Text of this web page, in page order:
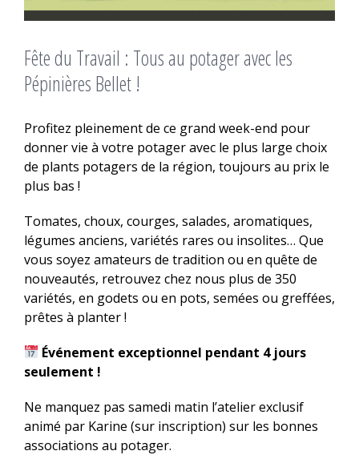
Fête du Travail : Tous au potager avec les
Pépinières Bellet !
Profitez pleinement de ce grand week-end pour
donner vie à votre potager avec le plus large choix
de plants potagers de la région, toujours au prix le
plus bas !
Tomates, choux, courges, salades, aromatiques,
légumes anciens, variétés rares ou insolites… Que
vous soyez amateurs de tradition ou en quête de
nouveautés, retrouvez chez nous plus de 350
variétés, en godets ou en pots, semées ou greffées,
prêtes à planter !
Événement exceptionnel pendant 4 jours
seulement !
Ne manquez pas samedi matin l’atelier exclusif
animé par Karine (sur inscription) sur les bonnes
associations au potager.